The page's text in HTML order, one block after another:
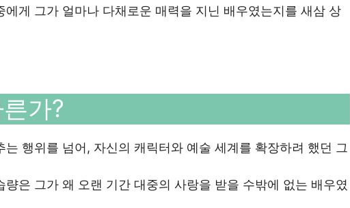
게 그가 얼마나 다채로운 매력을 지닌 배우였는지를 새삼 상
가?
행위를 넘어, 자신의 캐릭터와 예술 세계를 확장하려 했던 그
은 그가 왜 오랜 기간 대중의 사랑을 받을 수밖에 없는 배우였